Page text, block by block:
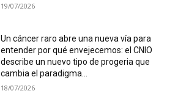
19/07/2026
Un cáncer raro abre una nueva vía para
entender por qué envejecemos: el CNIO
describe un nuevo tipo de progeria que
cambia el paradigma...
18/07/2026